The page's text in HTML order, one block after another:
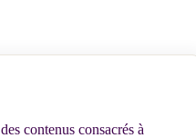
contenus consacrés à